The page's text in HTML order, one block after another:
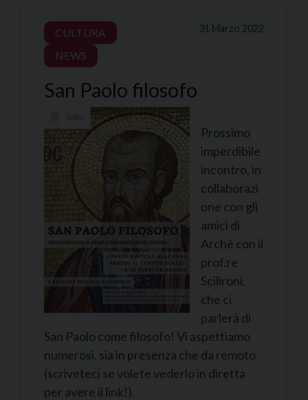
31 Marzo 2022
CULTURA
NEWS
San Paolo filosofo
Prossimo
imperdibile
incontro, in
collaborazi
one con gli
amici di
Archè con il
prof.re
Scilironi,
che ci
parlerà di
San Paolo come filosofo! Vi aspettiamo
numerosi, sia in presenza che da remoto
(scriveteci se volete vederlo in diretta
per avere il link!).